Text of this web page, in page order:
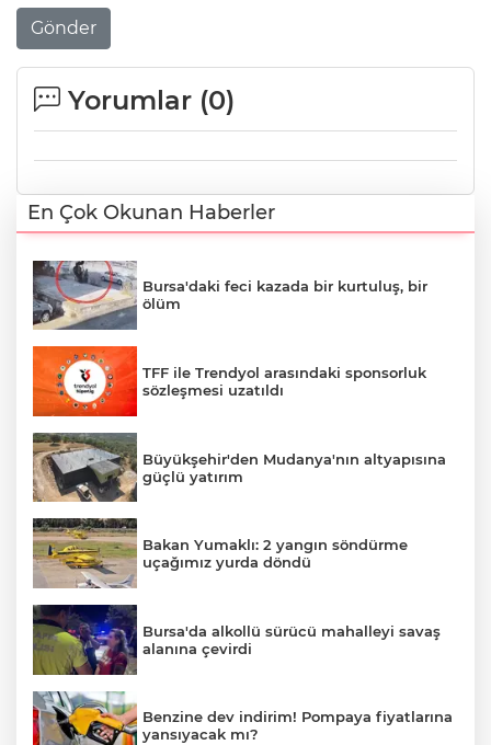
Gönder
Yorumlar (0)
En Çok Okunan Haberler
Bursa'daki feci kazada bir kurtuluş, bir
ölüm
TFF ile Trendyol arasındaki sponsorluk
sözleşmesi uzatıldı
Büyükşehir'den Mudanya'nın altyapısına
güçlü yatırım
Bakan Yumaklı: 2 yangın söndürme
uçağımız yurda döndü
Bursa'da alkollü sürücü mahalleyi savaş
alanına çevirdi
Benzine dev indirim! Pompaya fiyatlarına
yansıyacak mı?